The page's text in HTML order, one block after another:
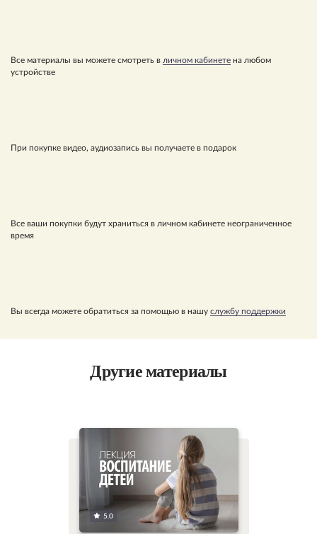
Все материалы вы можете смотреть в личном кабинете на любом
устройстве
При покупке видео, аудиозапись вы получаете в подарок
Все ваши покупки будут храниться в личном кабинете неограниченное
время
Вы всегда можете обратиться за помощью в нашу службу поддержки
Другие материалы
5.0